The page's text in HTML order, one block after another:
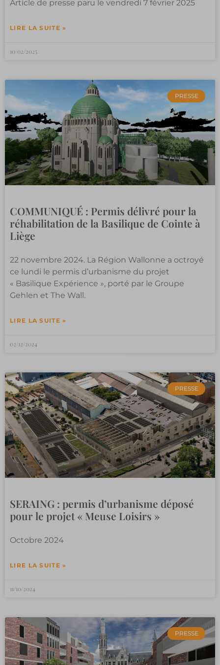
Article de presse paru le vendredi 7 février 2025
LIRE LA SUITE »
10/02/2025
PRESSE
COMMUNIQUÉ : Permis délivré pour la
réhabilitation de la Basilique de Cointe à
Liège
22 novembre 2024. La Région Wallonne a octroyé
ce lundi le permis d’urbanisme du projet
« Basilique Expérience », porté par le Groupe
Gehlen et The Wall.
LIRE LA SUITE »
02/12/2024
PRESSE
SERAING : permis d’urbanisme déposé
pour le projet « Meuse Loisirs »
Octobre 2024
LIRE LA SUITE »
11/10/2024
PRESSE